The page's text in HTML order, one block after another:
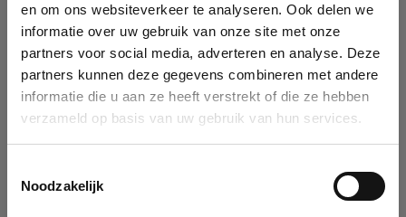
en om ons websiteverkeer te analyseren. Ook delen we
informatie over uw gebruik van onze site met onze
partners voor social media, adverteren en analyse. Deze
partners kunnen deze gegevens combineren met andere
informatie die u aan ze heeft verstrekt of die ze hebben
verzameld op basis van uw gebruik van hun services.
Noodzakelijk
Identification
Please fill in your company details
You can search a company in our database by name, VAT or
enterprise ID. When a company is selected it will auto-complete the
form. If you don't find your company in our database, you can create
See details
Ok